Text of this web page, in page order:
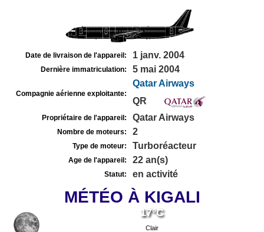
Date de livraison de l'appareil: 1 janv. 2004
Dernière immatriculation: 5 mai 2004
Compagnie aérienne exploitante:
Qatar Airways
QR
Propriétaire de l'appareil: Qatar Airways
Nombre de moteurs: 2
Type de moteur: Turboréacteur
Age de l'appareil: 22 an(s)
Statut: en activité
MÉTÉO À KIGALI
17°C
Clair